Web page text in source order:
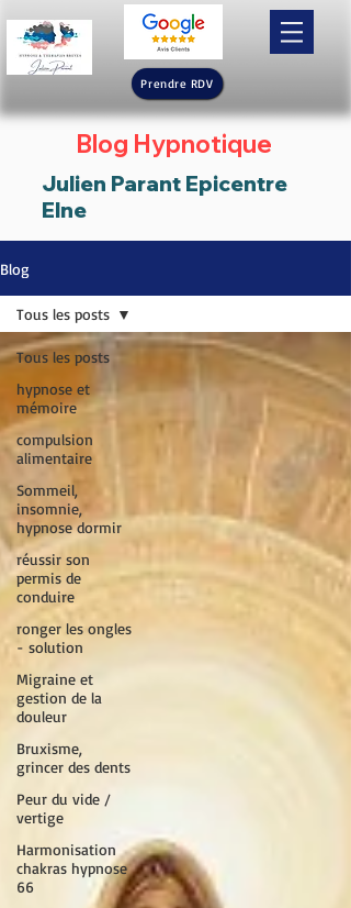
Prendre RDV
Blog Hypnotique
Julien Parant Epicentre
Elne
Blog
Tous les posts
hypnose et
mémoire
compulsion
alimentaire
Sommeil,
insomnie,
hypnose dormir
réussir son
permis de
conduire
ronger les ongles
- solution
Migraine et
gestion de la
douleur
Bruxisme,
grincer des dents
Peur du vide /
vertige
Harmonisation
chakras hypnose
66
Tous les posts